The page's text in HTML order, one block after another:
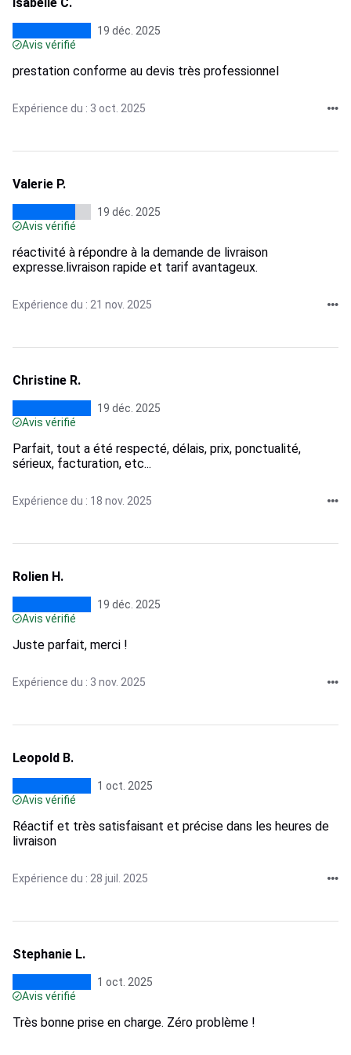
19 déc. 2025
Avis vérifié
prestation conforme au devis très professionnel
Expérience du : 3 oct. 2025
Valerie P.
19 déc. 2025
Avis vérifié
réactivité à répondre à la demande de livraison
expresse.livraison rapide et tarif avantageux.
Expérience du : 21 nov. 2025
Christine R.
19 déc. 2025
Avis vérifié
Parfait, tout a été respecté, délais, prix, ponctualité,
sérieux, facturation, etc...
Expérience du : 18 nov. 2025
Rolien H.
19 déc. 2025
Avis vérifié
Juste parfait, merci !
Expérience du : 3 nov. 2025
Leopold B.
1 oct. 2025
Avis vérifié
Réactif et très satisfaisant et précise dans les heures de
livraison
Expérience du : 28 juil. 2025
Stephanie L.
1 oct. 2025
Avis vérifié
Très bonne prise en charge. Zéro problème !